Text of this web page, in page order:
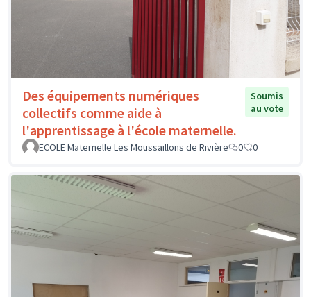
Des équipements numériques
collectifs comme aide à
l'apprentissage à l'école maternelle.
Soumis
au vote
ECOLE Maternelle Les Moussaillons de Rivière 0 0